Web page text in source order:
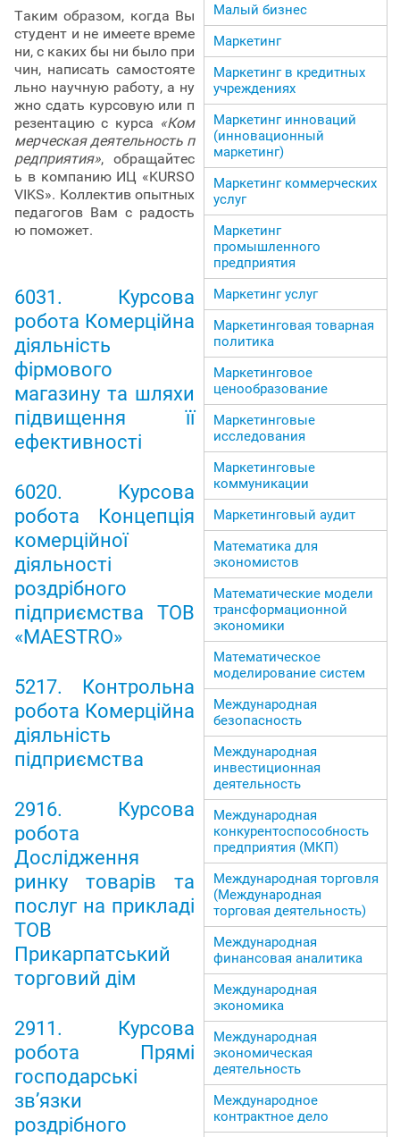
Таким образом, когда Вы
студент и не имеете време
ни, с каких бы ни было при
чин, написать самостояте
льно научную работу, а ну
жно сдать курсовую или п
резентацию с курса «Ком
мерческая деятельность п
редприятия», обращайтес
ь в компанию ИЦ «KURSO
VIKS». Коллектив опытных
педагогов Вам с радость
ю поможет.
6031. Курсова
робота Комерційна
діяльність
фірмового
магазину та шляхи
підвищення її
ефективності
6020. Курсова
робота Концепція
комерційної
діяльності
роздрібного
підприємства ТОВ
«MAESTRO»
5217. Контрольна
робота Комерційна
діяльність
підприємства
2916. Курсова
робота
Дослідження
ринку товарів та
послуг на прикладі
ТОВ
Прикарпатський
торговий дім
2911. Курсова
робота Прямі
господарські
зв’язки
роздрібного
Малый бизнес
Маркетинг
Маркетинг в кредитных
учреждениях
Маркетинг инноваций
(инновационный
маркетинг)
Маркетинг коммерческих
услуг
Маркетинг
промышленного
предприятия
Маркетинг услуг
Маркетинговая товарная
политика
Маркетинговое
ценообразование
Маркетинговые
исследования
Маркетинговые
коммуникации
Маркетинговый аудит
Математика для
экономистов
Математические модели
трансформационной
экономики
Математическое
моделирование систем
Международная
безопасность
Международная
инвестиционная
деятельность
Международная
конкурентоспособность
предприятия (МКП)
Международная торговля
(Международная
торговая деятельность)
Международная
финансовая аналитика
Международная
экономика
Международная
экономическая
деятельность
Международное
контрактное дело